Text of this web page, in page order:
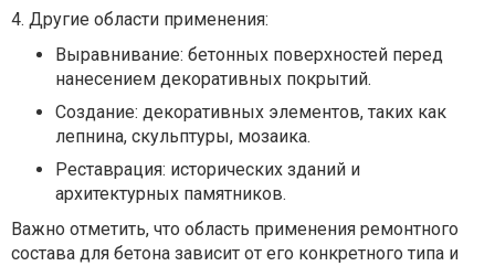
4. Другие области применения:
Выравнивание: бетонных поверхностей перед
нанесением декоративных покрытий.
Создание: декоративных элементов, таких как
лепнина, скульптуры, мозаика.
Реставрация: исторических зданий и
архитектурных памятников.
Важно отметить, что область применения ремонтного
состава для бетона зависит от его конкретного типа и